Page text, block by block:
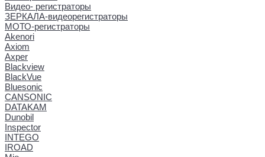
Видео- регистраторы
ЗЕРКАЛА-видеорегистраторы
МОТО-регистраторы
Akenori
Axiom
Axper
Blackview
BlackVue
Bluesonic
CANSONIC
DATAKAM
Dunobil
Inspector
INTEGO
IROAD